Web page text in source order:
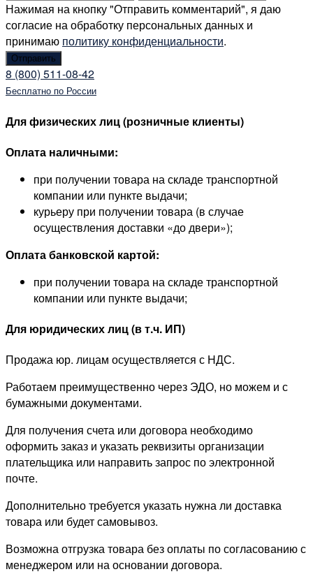
Нажимая на кнопку "Отправить комментарий", я даю
согласие на обработку персональных данных и
принимаю политику конфиденциальности.
8 (800) 511-08-42
Бесплатно по России
Для физических лиц (розничные клиенты)
Оплата наличными:
при получении товара на складе транспортной
компании или пункте выдачи;
курьеру при получении товара (в случае
осуществления доставки «до двери»);
Оплата банковской картой:
при получении товара на складе транспортной
компании или пункте выдачи;
Для юридических лиц (в т.ч. ИП)
Продажа юр. лицам осуществляется с НДС.
Работаем преимущественно через ЭДО, но можем и с
бумажными документами.
Для получения счета или договора необходимо
оформить заказ и указать реквизиты организации
плательщика или направить запрос по электронной
почте.
Дополнительно требуется указать нужна ли доставка
товара или будет самовывоз.
Возможна отгрузка товара без оплаты по согласованию с
менеджером или на основании договора.